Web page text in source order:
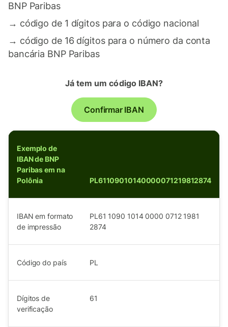
BNP Paribas
→ código de 1 dígitos para o código nacional
→ código de 16 dígitos para o número da conta
bancária BNP Paribas
Já tem um código IBAN?
Confirmar IBAN
Exemplo de
IBAN de BNP
Paribas em na
Polônia
PL61109010140000071219812874
IBAN em formato
de impressão
PL61 1090 1014 0000 0712 1981
2874
Código do país PL
Dígitos de
verificação
61